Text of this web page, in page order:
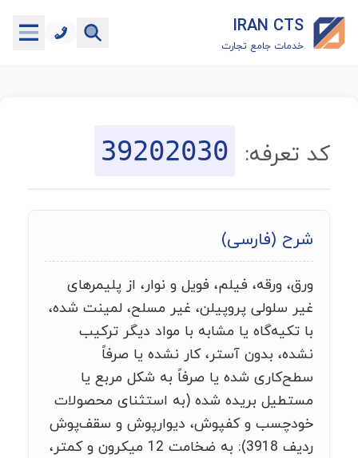
IRAN CTS
خدمات جامع تجارت
جستجوگر تعرفه گمرکی
ماشین حساب گمرکی
خدمات رایگان دیگر
کد تعرفه: 39202030
شرح (فارسی)
ورق، ورقه، فیلم، فویل و نوار، از پلیمرهای
غیر سلولی پروپیلن، غیر مسلح، لمینت شده،
با تکیه‌گاه یا مشابه با مواد دیگر ترکیب
نشده، بدون آستر، کار نشده یا صرفاً
سطح‌کاری شده یا صرفاً به شکل مربع یا
مستطیل بریده شده (به استثنای محصولات
خودچسب و کفپوش، دیوارپوش و سقف‌پوش
ردیف 3918): به ضخامت 12 میکرون و کمتر،